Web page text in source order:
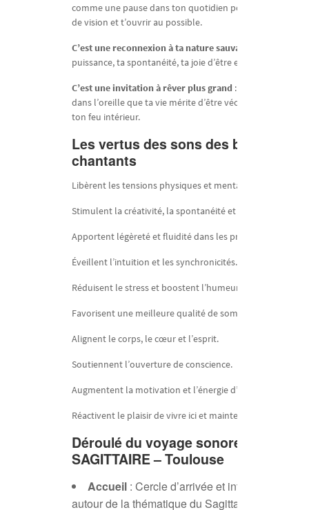
comme une pause dans ton quotidien pour élargir ton
de vision et t’ouvrir au possible.
C’est une reconnexion à ta nature sauvage
puissance, ta spontanéité, ta joie d’être et ta quête de
C’est une invitation à rêver plus grand : le Sagittaire te
dans l’oreille que ta vie mérite d’être vécue à la hauteur
ton feu intérieur.
Les vertus des sons des bols
chantants
Libèrent les tensions physiques et mentales.
Stimulent la créativité, la spontanéité et l’élan de vie.
Apportent légèreté et fluidité dans les prises de décision.
Éveillent l’intuition et les synchronicités.
Réduisent le stress et boostent l’humeur.
Favorisent une meilleure qualité de sommeil.
Alignent le corps, le cœur et l’esprit.
Soutiennent l’ouverture de conscience.
Augmentent la motivation et l’énergie d’action.
Réactivent le plaisir de vivre ici et maintenant.
Déroulé du voyage sonore LIBERTÉ
SAGITTAIRE – Toulouse
Accueil : Cercle d’arrivée et intentions
autour de la thématique du Sagittaire.